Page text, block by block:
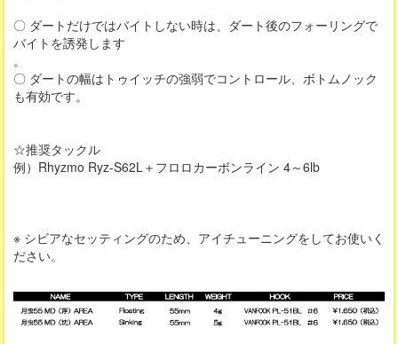
〇 ダートだけではバイトしない時は、ダート後のフォーリングで
バイトを誘発します
。
〇 ダートの幅はトゥイッチの強弱でコントロール、ボトムノック
も有効です。
☆推奨タックル
例）Rhyzmo Ryz-S62L＋フロロカーボンライン 4～6lb
※ シビアなセッティングのため、アイチューニングをしてお使いく
ださい。